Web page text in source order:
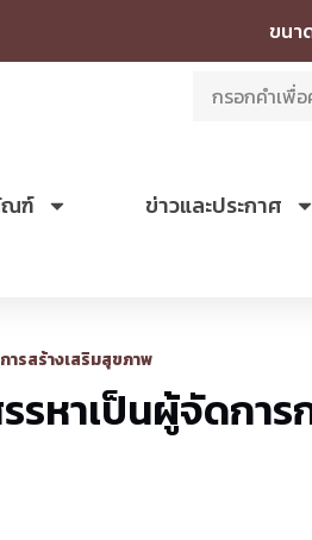
ขนา
ณฑ์ ข่าวและประกาศ
รสร้างเสริมสุขภาพ
รหาเป็นผู้จัดกา